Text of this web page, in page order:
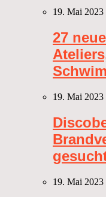
19. Mai 2023
27
19. Mai 2023
19. Mai 2023